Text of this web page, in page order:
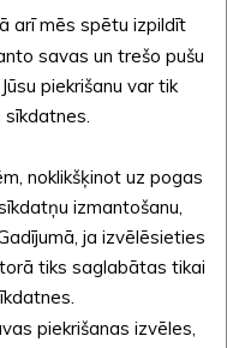
kas palīdzēja
bibliotēku. Īpašu
saņēma Alsviķu
vairos savas
veicinošas
Latvijas Bibliotekāru
un Apes novada
pasākumus.
pilsētas
arī mēs spētu izpildīt
savas un trešo pušu
piekrišanu var tik
noklikšķinot uz pogas
izmantošanu,
ja izvēlēsieties
tiks saglabātas tikai
piekrišanas izvēles,